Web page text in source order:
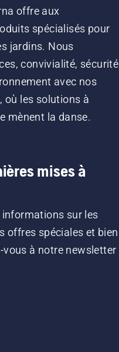
offre aux
spécialisés pour
jardins. Nous
convivialité, sécurité
avec nos
où les solutions à
mènent la danse.
mises à
informations sur les
offres spéciales et bien
vous à notre newsletter